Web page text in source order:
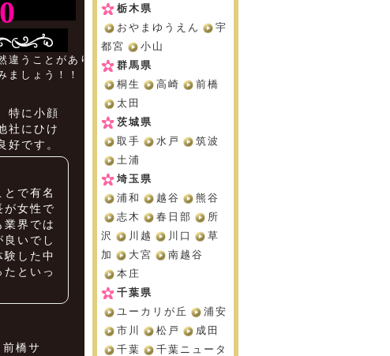
違うことがあり
ましょう！！
特に小顔
社にひけ
好です。
で有名
が女性で
界では
いでし
験した中
といっ
橋サ
栃木県
おやまゆうえん
宇
都宮
小山
群馬県
桐生
高崎
前橋
太田
茨城県
取手
水戸
筑波
土浦
埼玉県
浦和
越谷
熊谷
志木
春日部
所
沢
川越 川口
草
加
大宮
南越谷
本庄
千葉県
ユーカリが丘
浦安
市川
松戸
成田
千葉
千葉ニュータ